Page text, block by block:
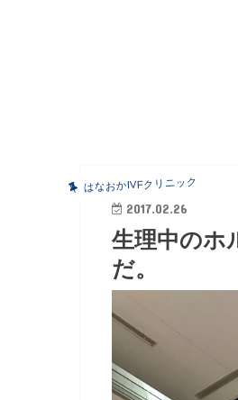
はなおかIVFクリニック
2017.02.26
生理中のホ
だ。